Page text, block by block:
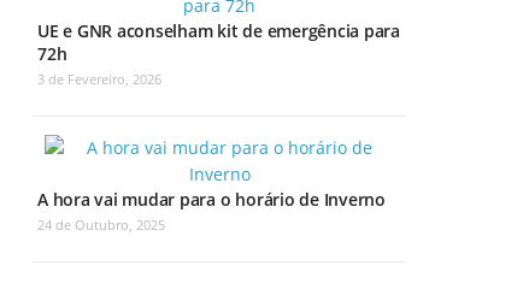
UE e GNR aconselham kit de emergência para
72h
3 de Fevereiro, 2026
A hora vai mudar para o horário de Inverno
24 de Outubro, 2025